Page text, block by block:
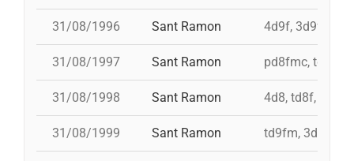
31/08/1996 Sant Ramon 4d9f, 3d9f,
31/08/1997 Sant Ramon pd8fmc, td8f,
31/08/1998 Sant Ramon 4d8, td8f,
31/08/1999 Sant Ramon td9fm, 3d9f,